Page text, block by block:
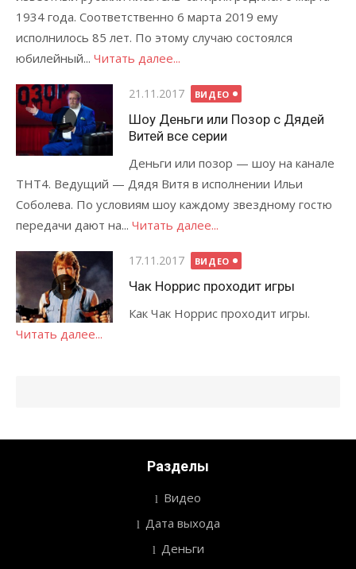
1934 года. Соответственно 6 марта 2019 ему
исполнилось 85 лет. По этому случаю состоялся
юбилейный... Читать далее...
Опубликовано
21.11.2017 ВИДЕО
Шоу Деньги или Позор с Дядей
Витей все серии
Деньги или позор — шоу на канале
ТНТ4. Ведущий — Дядя Витя в исполнении Ильи
Соболева. По условиям шоу каждому звездному гостю
передачи дают на... Читать далее...
Опубликовано
17.11.2017 ВИДЕО
Чак Норрис проходит игры
Как Чак Норрис проходит игры.
Читать далее...
Разделы
Видео
Дата выхода
Деньги